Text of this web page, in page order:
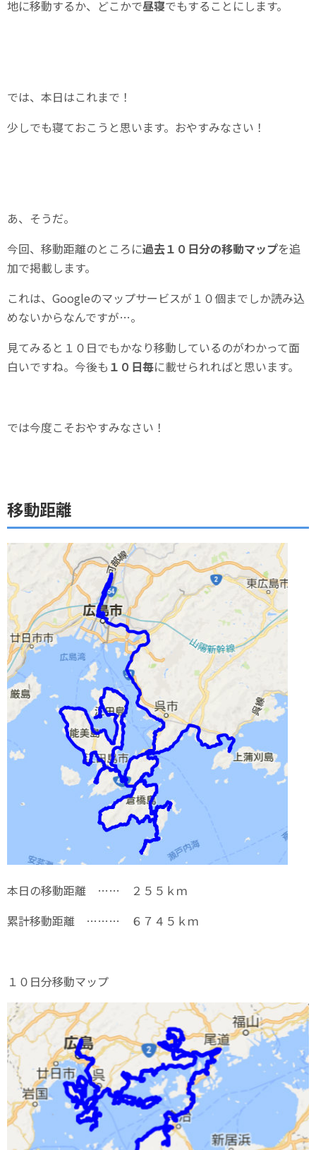
地に移動するか、どこかで昼寝でもすることにします。
では、本日はこれまで！
少しでも寝ておこうと思います。おやすみなさい！
あ、そうだ。
今回、移動距離のところに過去１０日分の移動マップを追
加で掲載します。
これは、Googleのマップサービスが１０個までしか読み込
めないからなんですが…。
見てみると１０日でもかなり移動しているのがわかって面
白いですね。今後も １０日毎に載せられればと思います。
では今度こそおやすみなさい！
移動距離
本日の移動距離 …… ２５５ｋｍ
累計移動距離 ……… ６７４５ｋｍ
１０日分移動マップ